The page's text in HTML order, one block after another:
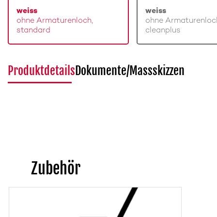
weiss
ohne Armaturenloch,
standard
weiss
ohne
cleanplus
ProduktdetailsDokumente/Massskizzen
Zubehör